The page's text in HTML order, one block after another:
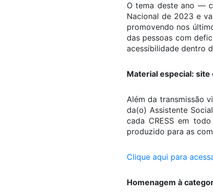
O tema deste ano —
Nacional de 2023 e
promovendo nos
das pessoas com
acessibilidade dentro
Material especial: site
Além da transmissão
da(o) Assistente
cada CRESS em
produzido para as
Clique aqui para
Homenagem à